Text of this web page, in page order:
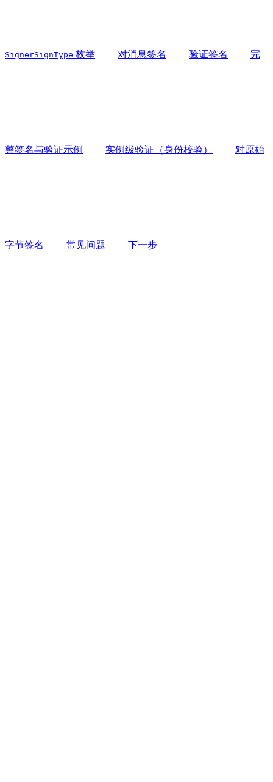
SignerSignType 枚举 对消息签名 验证签名 完
整签名与验证示例 实例级验证（身份校验） 对原始
字节签名 常见问题 下一步